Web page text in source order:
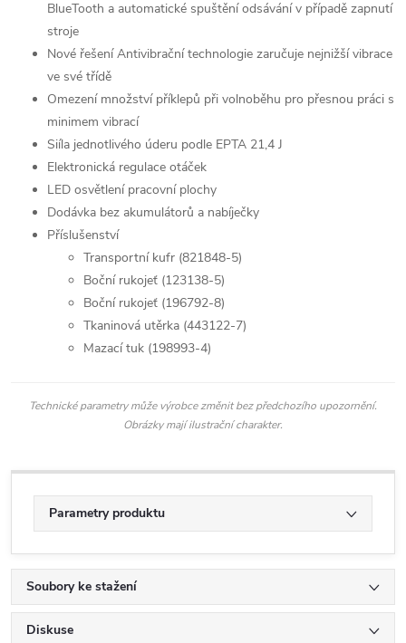
BlueTooth a automatické spuštění odsávání v případě zapnutí
stroje
Nové řešení Antivibrační technologie zaručuje nejnižší vibrace
ve své třídě
Omezení množství příklepů při volnoběhu pro přesnou práci s
minimem vibrací
Siíla jednotlivého úderu podle EPTA 21,4 J
Elektronická regulace otáček
LED osvětlení pracovní plochy
Dodávka bez akumulátorů a nabíječky
Příslušenství
Transportní kufr (821848-5)
Boční rukojeť (123138-5)
Boční rukojeť (196792-8)
Tkaninová utěrka (443122-7)
Mazací tuk (198993-4)
Technické parametry může výrobce změnit bez předchozího upozornění.
Obrázky mají ilustrační charakter.
Parametry produktu
Soubory ke stažení
Diskuse